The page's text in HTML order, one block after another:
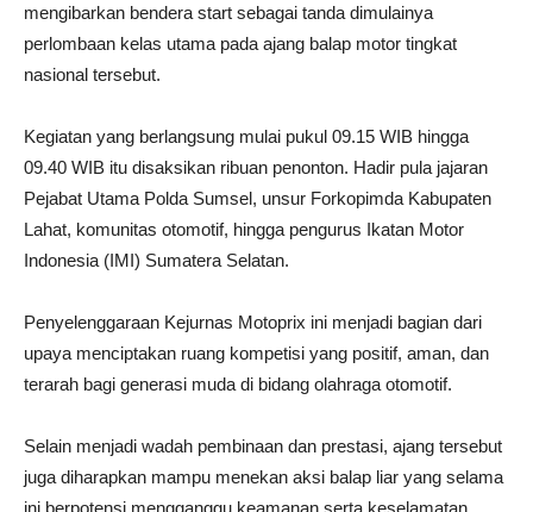
mengibarkan bendera start sebagai tanda dimulainya
perlombaan kelas utama pada ajang balap motor tingkat
nasional tersebut.
Kegiatan yang berlangsung mulai pukul 09.15 WIB hingga
09.40 WIB itu disaksikan ribuan penonton. Hadir pula jajaran
Pejabat Utama Polda Sumsel, unsur Forkopimda Kabupaten
Lahat, komunitas otomotif, hingga pengurus Ikatan Motor
Indonesia (IMI) Sumatera Selatan.
Penyelenggaraan Kejurnas Motoprix ini menjadi bagian dari
upaya menciptakan ruang kompetisi yang positif, aman, dan
terarah bagi generasi muda di bidang olahraga otomotif.
Selain menjadi wadah pembinaan dan prestasi, ajang tersebut
juga diharapkan mampu menekan aksi balap liar yang selama
ini berpotensi mengganggu keamanan serta keselamatan